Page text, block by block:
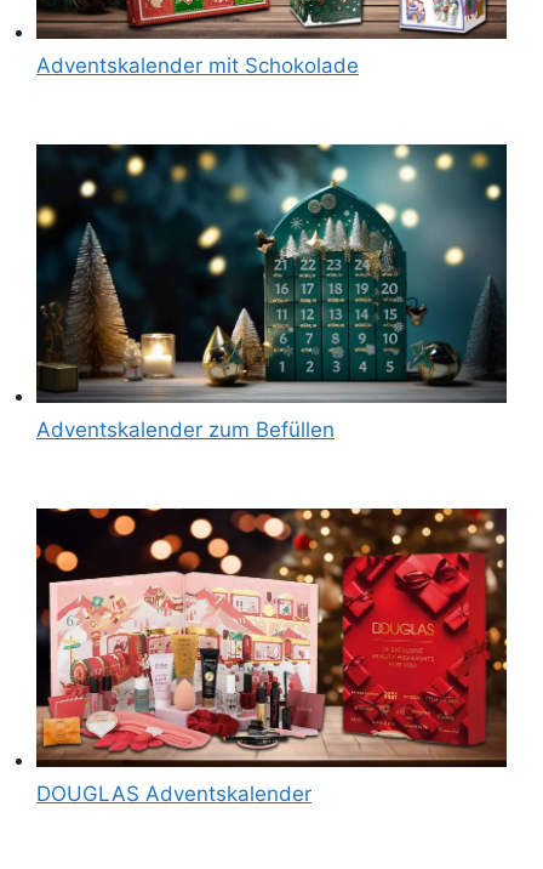
Adventskalender mit Schokolade
Adventskalender zum Befüllen
DOUGLAS Adventskalender